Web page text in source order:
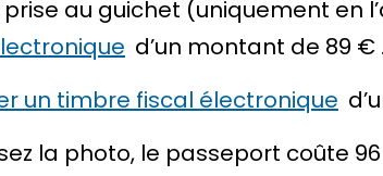
au guichet (uniquement en
d’un montant de 89 € .
un timbre fiscal électronique
la photo, le passeport coûte